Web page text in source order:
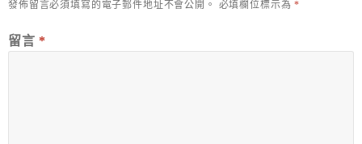
發佈留言必須填寫的電子郵件地址不會公開。 必填欄位標示為*
留言 *